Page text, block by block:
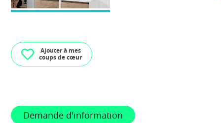
Ajouter à mes
coups de cœur
Demande d'information